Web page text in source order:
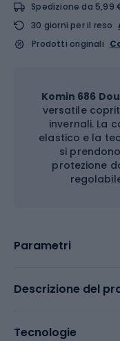
Spedizione da 5,99
30 giorni per il reso
Prodotti originali
Komin 686
versatile
invernali. La
elastico e la
si
protezione
Parametri
Descrizione del
Tecnologie